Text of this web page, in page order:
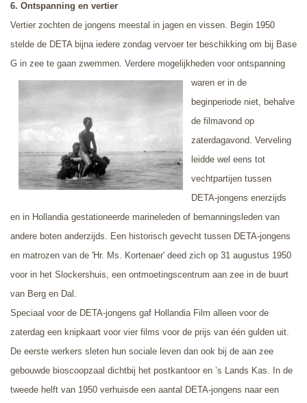
6. Ontspanning en vertier
Vertier zochten de jongens meestal in jagen en vissen. Begin 1950
stelde de DETA bijna iedere zondag vervoer ter beschikking om bij Base
G in zee te gaan zwemmen. Verdere mogelijkheden voor ontspanning
waren er in de
beginperiode niet, behalve
de filmavond op
zaterdagavond. Verveling
leidde wel eens tot
vechtpartijen tussen
DETA-jongens enerzijds
en in Hollandia gestationeerde marineleden of bemanningsleden van
andere boten anderzijds. Een historisch gevecht tussen DETA-jongens
en matrozen van de 'Hr. Ms. Kortenaer' deed zich op 31 augustus 1950
voor in het Slockershuis, een ontmoetingscentrum aan zee in de buurt
van Berg en Dal.
Speciaal voor de DETA-jongens gaf Hollandia Film alleen voor de
zaterdag een knipkaart voor vier films voor de prijs van één gulden uit.
De eerste werkers sleten hun sociale leven dan ook bij de aan zee
gebouwde bioscoopzaal dichtbij het postkantoor en ’s Lands Kas. In de
tweede helft van 1950 verhuisde een aantal DETA-jongens naar een